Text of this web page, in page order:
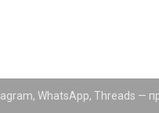
WhatsApp, Threads —